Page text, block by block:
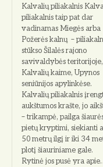
Kalvalių piliakalnis
piliakalnis taip pat dar
vadinamas Miegės arba
Požerės kalnų –
stūkso Šilalės rajono
savivaldybės teritorijoje,
Kalvalių kaime, Upynos
seniūnijos apylinkėse.
Kalvalių piliakalnis
aukštumos krašte, jo
– trikampė, pailga
pietų kryptimi, siekianti
50 metrų ilgį ir iki 34
plotį šiauriniame gale.
Rytinė jos pusė yra